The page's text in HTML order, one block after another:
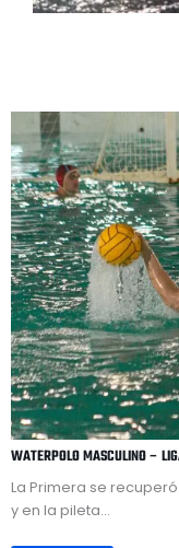
WATERPOLO MASCULINO –
La Primera se
y en la pileta...